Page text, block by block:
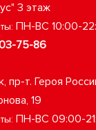
3 этаж
ПН-ВС 10:00-
75-86
пр-т. Героя
19
ПН-ВС 09:00-